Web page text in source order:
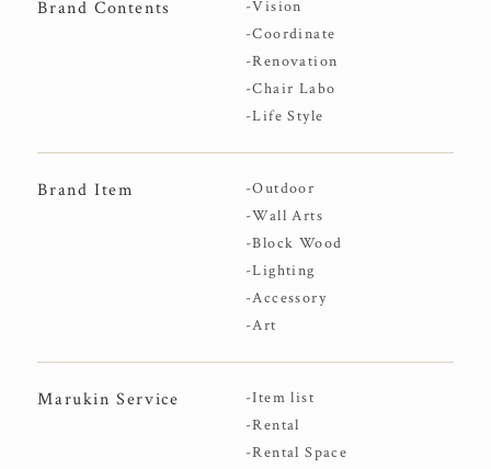
Brand Contents
-Vision
-Coordinate
-Renovation
-Chair Labo
-Life Style
Brand Item
-Outdoor
-Wall Arts
-Block Wood
-Lighting
-Accessory
-Art
Marukin Service
-Item list
-Rental
-Rental Space